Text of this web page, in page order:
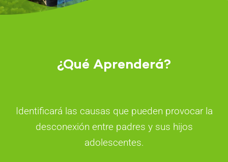
¿Qué Aprenderá?
Identificará las causas que pueden provocar la
desconexión entre padres y sus hijos
adolescentes.